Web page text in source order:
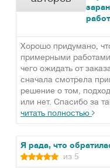
Хорошо придумано,
примерными
чего ожидать от
сначала смотрела
решение о том,
или нет. Спасибо за
читать полностью
Я рада, что
из 5